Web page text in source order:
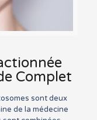
Complet
sont deux
de la médecine